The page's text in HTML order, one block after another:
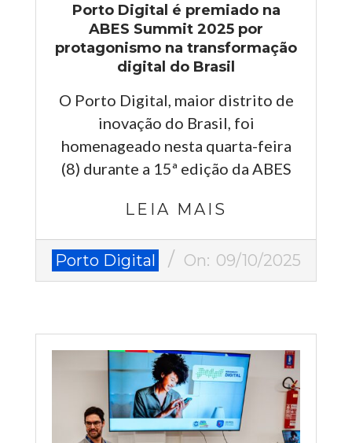
Porto Digital é premiado na
ABES Summit 2025 por
protagonismo na transformação
digital do Brasil
O Porto Digital, maior distrito de
inovação do Brasil, foi
homenageado nesta quarta-feira
(8) durante a 15ª edição da ABES
LEIA MAIS
2025-
10-
Porto Digital On: 09/10/2025